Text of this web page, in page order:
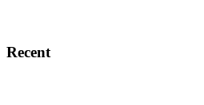
Recent